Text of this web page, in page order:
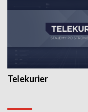
Telekurier